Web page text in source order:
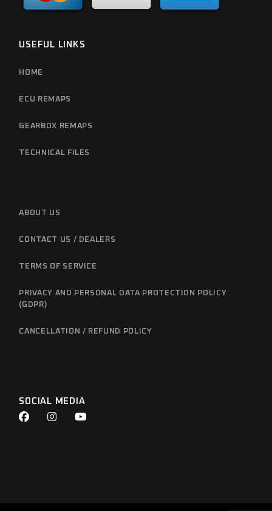
USEFUL LINKS
HOME
ECU REMAPS
GEARBOX REMAPS
TECHNICAL FILES
ABOUT US
CONTACT US / DEALERS
TERMS OF SERVICE
PRIVACY AND PERSONAL DATA PROTECTION POLICY
(GDPR)
CANCELLATION / REFUND POLICY
SOCIAL MEDIA